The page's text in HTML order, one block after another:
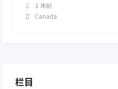
3 年前
Canada
栏目